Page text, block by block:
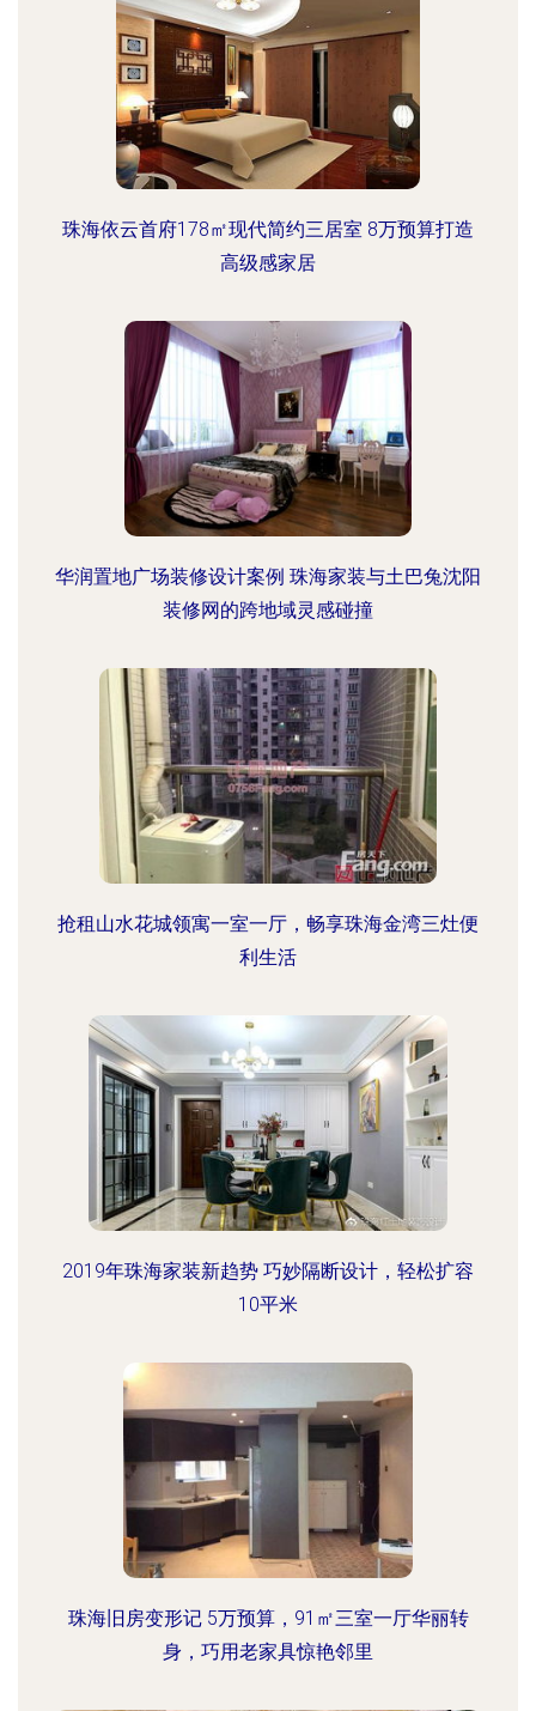
珠海依云首府178㎡现代简约三居室 8万预算打造
高级感家居
华润置地广场装修设计案例 珠海家装与土巴兔沈阳
装修网的跨地域灵感碰撞
抢租山水花城领寓一室一厅，畅享珠海金湾三灶便
利生活
2019年珠海家装新趋势 巧妙隔断设计，轻松扩容
10平米
珠海旧房变形记 5万预算，91㎡三室一厅华丽转
身，巧用老家具惊艳邻里